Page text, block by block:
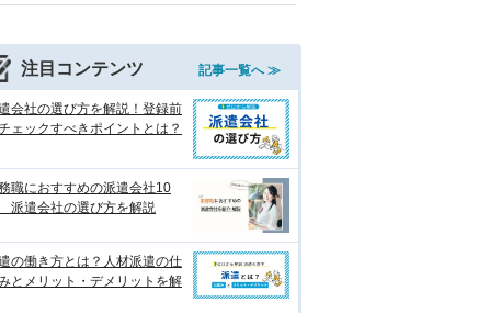
注目コンテンツ 記事一覧へ ≫
会社の選び方を解説！登録前
ェックすべきポイントとは？
職におすすめの派遣会社10
派遣会社の選び方を解説
の働き方とは？人材派遣の仕
とメリット・デメリットを解